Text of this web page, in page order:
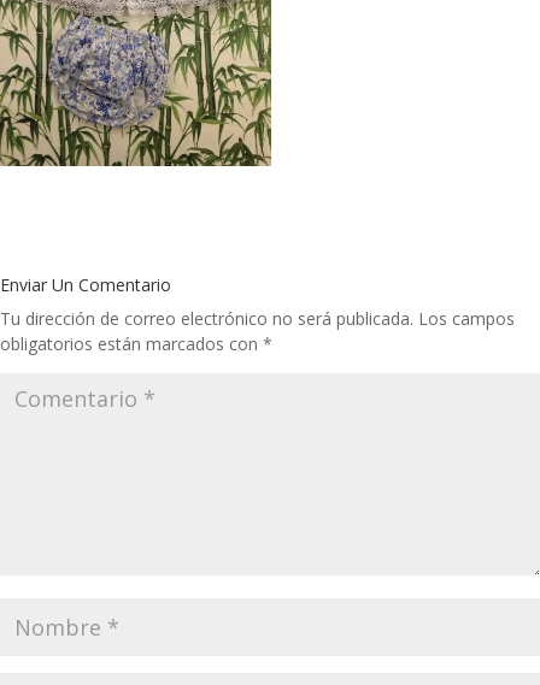
Enviar Un Comentario
Tu dirección de correo electrónico no será publicada. Los campos
obligatorios están marcados con *